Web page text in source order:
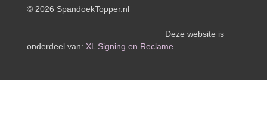
© 2026 SpandoekTopper.nl
Deze website is
onderdeel van: XL Signing en Reclame